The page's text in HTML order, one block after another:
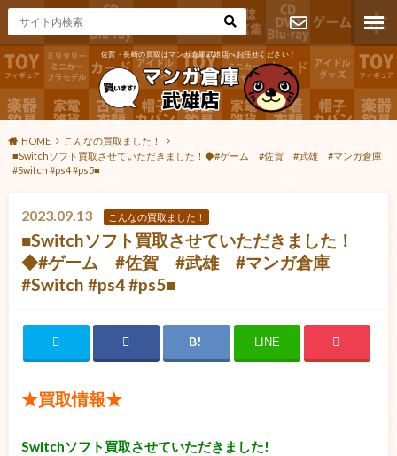
佐賀・長崎の買取はマンガ倉庫武雄店へお任せください！
お問い合わ
せ
HOME
こんなの買取ました！
■Switchソフト買取させていただきました！◆#ゲーム #佐賀 #武雄 #マンガ倉庫
#Switch #ps4 #ps5■
2023.09.13 こんなの買取ました！
■Switchソフト買取させていただきました！
◆#ゲーム #佐賀 #武雄 #マンガ倉庫
#Switch #ps4 #ps5■
LINE
★買取情報★
Switchソフト買取させていただきました!